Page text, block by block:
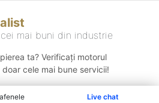
Live chat
mai buni din industrie
ta? Verificați motorul
cele mai bune servicii!